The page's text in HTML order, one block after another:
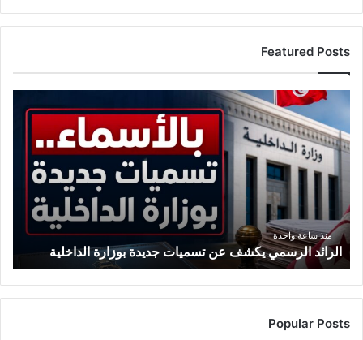
Featured Posts
ر
ا
ل
ر
م
ي
ي
ك
منذ ساعة واحدة
الرائد الرسمي يكشف عن تسميات جديدة بوزارة الداخلية
Popular Posts